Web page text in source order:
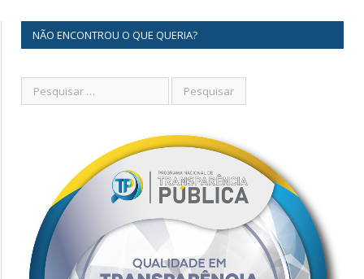
NÃO ENCONTROU O QUE QUERIA?